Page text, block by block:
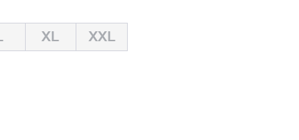
XL XXL